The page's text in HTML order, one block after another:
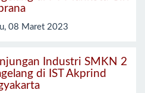
08 Maret 2023
Industri SMKN 2
di IST Akprind